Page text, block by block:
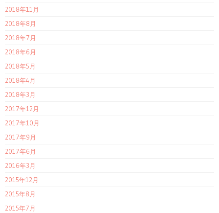
2018年11月
2018年8月
2018年7月
2018年6月
2018年5月
2018年4月
2018年3月
2017年12月
2017年10月
2017年9月
2017年6月
2016年3月
2015年12月
2015年8月
2015年7月